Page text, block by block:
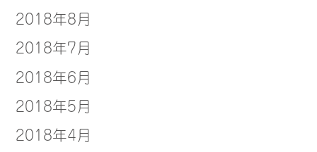
2018年8月
2018年7月
2018年6月
2018年5月
2018年4月